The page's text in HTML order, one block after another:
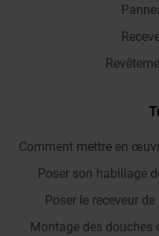
Comment mettre en
Poser son habillage
Poser le receveur
Montage des